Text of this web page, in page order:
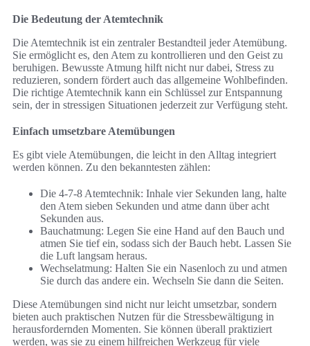
Die Bedeutung der Atemtechnik
Die Atemtechnik ist ein zentraler Bestandteil jeder Atemübung.
Sie ermöglicht es, den Atem zu kontrollieren und den Geist zu
beruhigen. Bewusste Atmung hilft nicht nur dabei, Stress zu
reduzieren, sondern fördert auch das allgemeine Wohlbefinden.
Die richtige Atemtechnik kann ein Schlüssel zur Entspannung
sein, der in stressigen Situationen jederzeit zur Verfügung steht.
Einfach umsetzbare Atemübungen
Es gibt viele Atemübungen, die leicht in den Alltag integriert
werden können. Zu den bekanntesten zählen:
Die 4-7-8 Atemtechnik: Inhale vier Sekunden lang, halte
den Atem sieben Sekunden und atme dann über acht
Sekunden aus.
Bauchatmung: Legen Sie eine Hand auf den Bauch und
atmen Sie tief ein, sodass sich der Bauch hebt. Lassen Sie
die Luft langsam heraus.
Wechselatmung: Halten Sie ein Nasenloch zu und atmen
Sie durch das andere ein. Wechseln Sie dann die Seiten.
Diese Atemübungen sind nicht nur leicht umsetzbar, sondern
bieten auch praktischen Nutzen für die Stressbewältigung in
herausfordernden Momenten. Sie können überall praktiziert
werden, was sie zu einem hilfreichen Werkzeug für viele